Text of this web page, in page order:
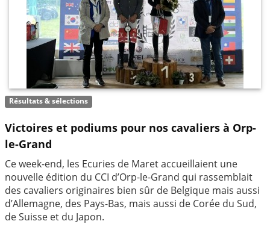
Résultats & sélections
Victoires et podiums pour nos cavaliers à Orp-
le-Grand
Ce week-end, les Ecuries de Maret accueillaient une
nouvelle édition du CCI d’Orp-le-Grand qui rassemblait
des cavaliers originaires bien sûr de Belgique mais aussi
d’Allemagne, des Pays-Bas, mais aussi de Corée du Sud,
de Suisse et du Japon.